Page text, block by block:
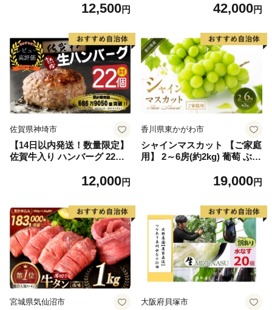
格外 不揃い さけ サケ 鮭切身
切り身 魚 わけあり
12,500円
6] カニ かに 蟹 たらばがに た
42,000円
佐賀県神埼市
【14日以内発送！数量限定】
佐賀牛入り ハンバーグ 22個
毛和牛 ブランド牛 九州 ハン
(H083106)
12,000円
香川県東かがわ市
シャインマスカット 【ご家庭
用】 2～6房(約2kg) 葡萄 ぶど
もの 果実 旬の果物 旬のフル
19,000円
宮城県気仙沼市 大阪府貝塚市